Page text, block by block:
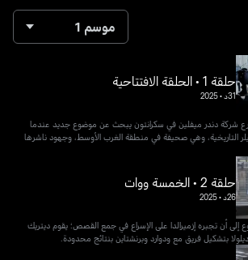
موسم 1
حلقة 1 • الحلقة الافتتاحية
31د •
2025
شركة دندر ميفلين في سكرانتون يبحث عن موضوع جديد عندما
التاريخية، وهي صحيفة في منطقة الغرب الأوسط، وجهود ناشرها
حلقة 2 • الخمسة ووات
26د •
2025
إلى أن تجبره إزميرالدا على الإسراع في جمع القصص؛ يقوم ديتريك
بتشكيل فريق مع ودوارد وبرنشتاين بنتائج محدودة.